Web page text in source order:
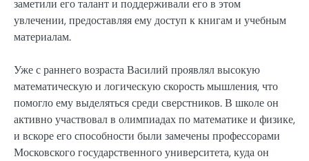
заметили его талант и поддерживали его в этом
увлечении, предоставляя ему доступ к книгам и учебным
материалам.
Уже с раннего возраста Василий проявлял высокую
математическую и логическую скорость мышления, что
помогло ему выделяться среди сверстников. В школе он
активно участвовал в олимпиадах по математике и физике,
и вскоре его способности были замечены профессорами
Московского государственного университета, куда он